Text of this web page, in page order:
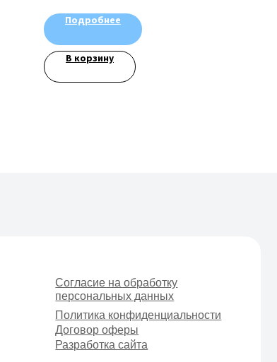
Подробнее
В корзину